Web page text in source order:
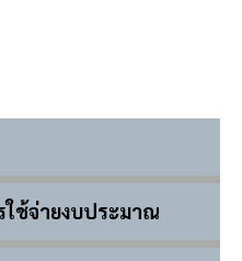
ใช้จ่ายงบประมาณ